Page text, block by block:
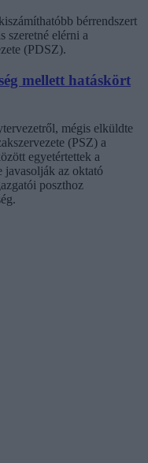
bérrendszert
szeretné elérni a
(PDSZ).
mellett hatáskört
mégis elküldte
(PSZ) a
egyetértettek a
javasolják az oktató
poszthoz